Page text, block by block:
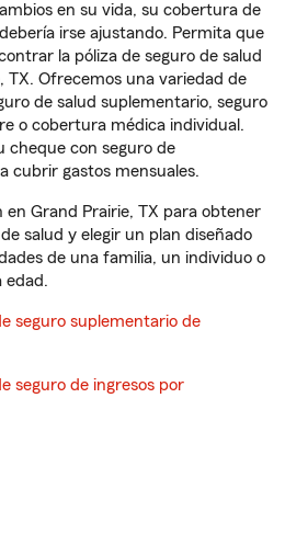
en su vida, su cobertura de
irse ajustando. Permita que
la póliza de seguro de salud
TX. Ofrecemos una variedad de
de salud suplementario, seguro
o cobertura médica individual.
cheque con seguro de
cubrir gastos mensuales.
en Grand Prairie, TX para obtener
salud y elegir un plan diseñado
de una familia, un individuo o
edad.
seguro suplementario de
seguro de ingresos por